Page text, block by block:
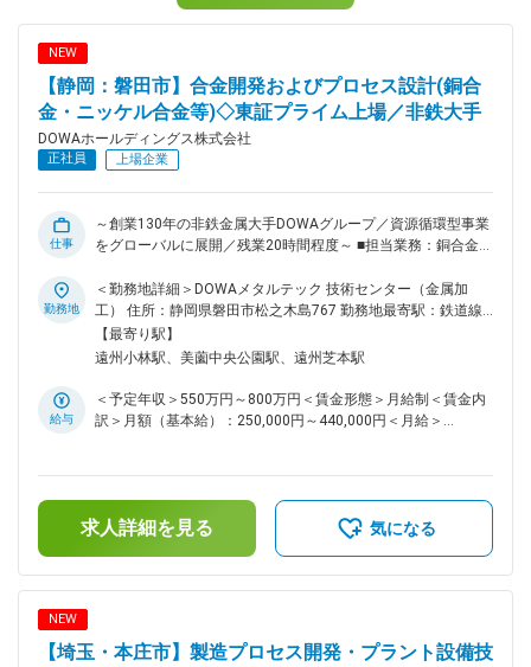
ヘルプ
NEW
【静岡：磐田市】合金開発およびプロセス設計(銅合
金・ニッケル合金等)◇東証プライム上場／非鉄大手
DOWAホールディングス株式会社
正社員 上場企業
仕事
～創業130年の非鉄金属大手DOWAグループ／資源循環型事業
をグローバルに展開／残業20時間程度～ ■担当業務：銅合金の
ー切断、めっき処理があり、これらの製造条件の見直しやプロ
セスそのものの改善などをご担当いただきます。通常加工して
いる材料について各種金属学的な調査を行ったり、試験用の材
料を用いて製造プロセスで試験なども実施、ほかにもラボ試験
します。 ■配属部署・組織：配属部署は技術センターの技術チ
ーム、もしくは合金開発チームにてチーム単位では3～4名の
力：金属加工事業部の製品技術の根幹となる部署であり、合金
開発から製造プロセスの改善など様々な業務を経験できます。
自部門の仲間同士だけでなく、製造部門、営業部門と情報交換
できる機会が多く、顧客情報や製造情報をもとに工程設計やプ
セミナーをはじめ、金属材料だけでなく周辺分野のセミナーな
■キャリアパス：合金開発や製造プロセス改善を通じて、金属
勤務地
＜勤務地詳細＞DOWAメタルテック 技術センター（金属加
工） 住所：静岡県磐田市松之木島767 勤務地最寄駅：鉄道線
／遠州小林駅受動喫煙対策：敷地内喫煙可能場所あり変更の範
囲：会社の定める事業所（リモートワーク含む）
【最寄り駅】
遠州小林駅、美薗中央公園駅、遠州芝本駅
給与
＜予定年収＞550万円～800万円＜賃金形態＞月給制＜賃金内
訳＞月額（基本給）：250,000円～440,000円＜月給＞
があります。月給(月額)は固定手当を含めた表記です。
求人詳細を見る 気になる
NEW
【埼玉・本庄市】製造プロセス開発・プラント設備技